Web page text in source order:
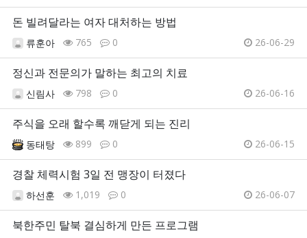
돈 빌려달라는 여자 대처하는 방법
류훈아 765 0 26-06-29
정신과 전문의가 말하는 최고의 치료
신림사 798 0 26-06-16
주식을 오래 할수록 깨닫게 되는 진리
동태탕 899 0 26-06-15
경찰 체력시험 3일 전 맹장이 터졌다
하선훈 1,019 0 26-06-07
북한주민 탈북 결심하게 만든 프로그램